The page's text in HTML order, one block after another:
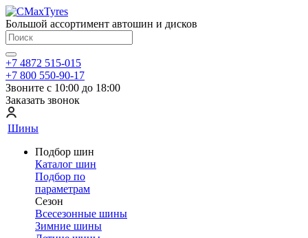
Большой ассортимент автошин и дисков
+7 4872 515-015
+7 800 550-90-17
Звоните с 10:00 до 18:00
Заказать звонок
Шины
Подбор шин
Каталог шин
Подбор по
параметрам
Сезон
Всесезонные шины
Зимние шины